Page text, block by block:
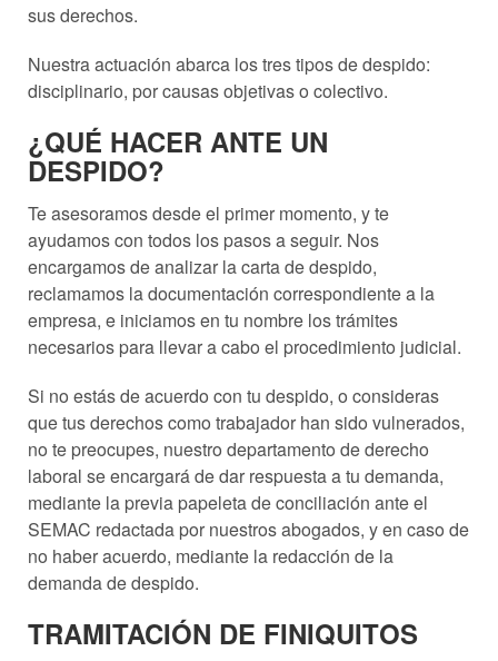
sus derechos.
Nuestra actuación abarca los tres tipos de despido:
disciplinario, por causas objetivas o colectivo.
¿QUÉ HACER ANTE UN
DESPIDO?
Te asesoramos desde el primer momento, y te
ayudamos con todos los pasos a seguir. Nos
encargamos de analizar la carta de despido,
reclamamos la documentación correspondiente a la
empresa, e iniciamos en tu nombre los trámites
necesarios para llevar a cabo el procedimiento judicial.
Si no estás de acuerdo con tu despido, o consideras
que tus derechos como trabajador han sido vulnerados,
no te preocupes, nuestro departamento de derecho
laboral se encargará de dar respuesta a tu demanda,
mediante la previa papeleta de conciliación ante el
SEMAC redactada por nuestros abogados, y en caso de
no haber acuerdo, mediante la redacción de la
demanda de despido.
TRAMITACIÓN DE FINIQUITOS